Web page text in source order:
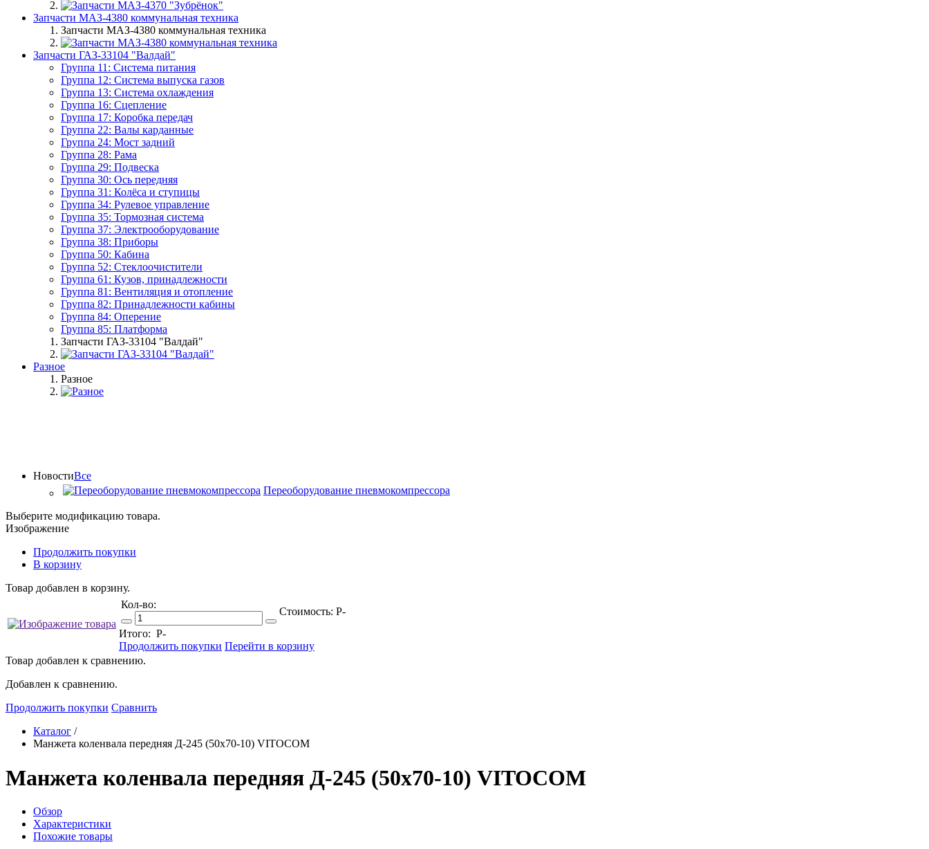
Запчасти МАЗ-4380 коммунальная техника
Запчасти МАЗ-4380 коммунальная техника
Запчасти ГАЗ-33104 "Валдай"
Группа 11: Система питания
Группа 12: Система выпуска газов
Группа 13: Система охлаждения
Группа 16: Сцепление
Группа 17: Коробка передач
Группа 22: Валы карданные
Группа 24: Мост задний
Группа 28: Рама
Группа 29: Подвеска
Группа 30: Ось передняя
Группа 31: Колёса и ступицы
Группа 34: Рулевое управление
Группа 35: Тормозная система
Группа 37: Электрооборудование
Группа 38: Приборы
Группа 50: Кабина
Группа 52: Стеклоочистители
Группа 61: Кузов, принадлежности
Группа 81: Вентиляция и отопление
Группа 82: Принадлежности кабины
Группа 84: Оперение
Группа 85: Платформа
Запчасти ГАЗ-33104 "Валдай"
Разное
Разное
НовостиВсе
Переоборудование пневмокомпрессора
Выберите модификацию товара.
Изображение
Продолжить покупки
В корзину
Товар добавлен в корзину.
Кол-во:
Стоимость: Р-
Итого: Р-
Продолжить покупки Перейти в корзину
Товар добавлен к сравнению.
Добавлен к сравнению.
Продолжить покупки Сравнить
Каталог /
Манжета коленвала передняя Д-245 (50х70-10) VITOCOM
Манжета коленвала передняя Д-245 (50х70-10) VITOCOM
Обзор
Характеристики
Похожие товары